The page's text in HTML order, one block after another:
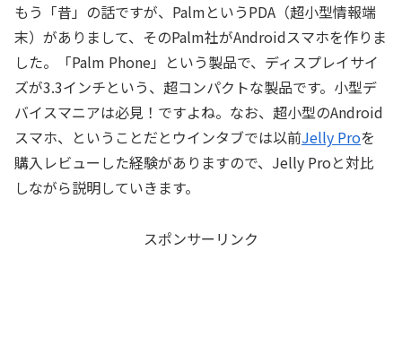
もう「昔」の話ですが、PalmというPDA（超小型情報端
末）がありまして、そのPalm社がAndroidスマホを作りま
した。「Palm Phone」という製品で、ディスプレイサイ
ズが3.3インチという、超コンパクトな製品です。小型デ
バイスマニアは必見！ですよね。なお、超小型のAndroid
スマホ、ということだとウインタブでは以前Jelly Proを
購入レビューした経験がありますので、Jelly Proと対比
しながら説明していきます。
スポンサーリンク